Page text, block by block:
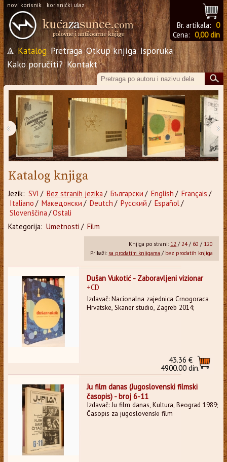
novi korisnik korisnički ulaz
Br. artikala: 0
Cena: 0,00 din
Ѧ Katalog Pretraga Otkup knjiga Isporuka
Kako poručiti? Kontakt
‹ ›
Katalog knjiga
Jezik: SVI / Bez stranih jezika / Български / English / Français /
Italiano / Македонски / Deutch / Русский / Español/
Slovenščina /Ostali
Kategorija: Umetnosti / Film
Knjiga po strani: 12 /24/ 60 / 120
Prikaži: sa prodatim knjigama / bez prodatih knjiga
Dušan Vukotić - Zaboravljeni vizionar
+CD
Izdavač: Nacionalna zajednica Crnogoraca
Hrvatske, Skaner studio, Zagreb 2014;
43.36 €
4900.00 din.
Ju film danas (Jugoslovenski filmski
časopis) - broj 6-11
Izdavač: Ju film danas, Kultura, Beograd 1989;
Časopis za jugoslovenski film